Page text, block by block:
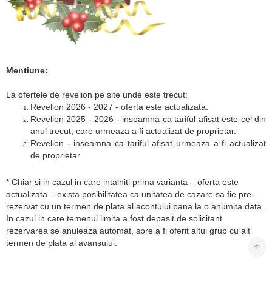
Mentiune:
La ofertele de revelion pe site unde este trecut:
Revelion 2026 - 2027 - oferta este actualizata.
Revelion 2025 - 2026 - inseamna ca tariful afisat este cel din
anul trecut, care urmeaza a fi actualizat de proprietar.
Revelion - inseamna ca tariful afisat urmeaza a fi actualizat
de proprietar.
* Chiar si in cazul in care intalniti prima varianta – oferta este
actualizata – exista posibilitatea ca unitatea de cazare sa fie pre-
rezervat cu un termen de plata al acontului pana la o anumita data.
In cazul in care temenul limita a fost depasit de solicitant
rezervarea se anuleaza automat, spre a fi oferit altui grup cu alt
termen de plata al avansului.